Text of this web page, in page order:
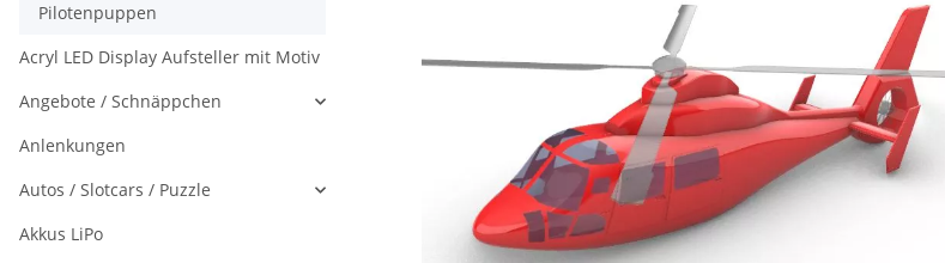
Pilotenpuppen
Acryl LED Display Aufsteller mit Motiv
Angebote / Schnäppchen
Anlenkungen
Autos / Slotcars / Puzzle
Akkus LiPo